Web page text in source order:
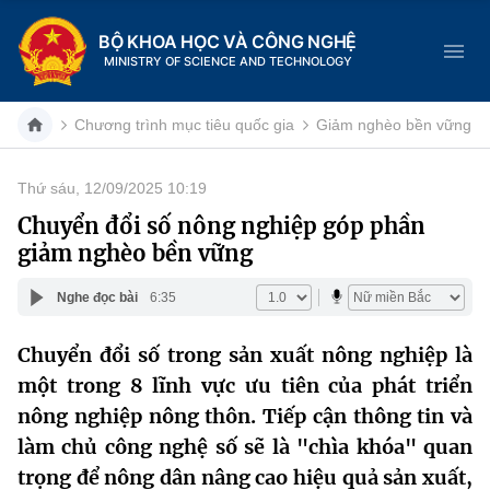
BỘ KHOA HỌC VÀ CÔNG NGHỆ
MINISTRY OF SCIENCE AND TECHNOLOGY
Danh mục
Trang chủ
Giới thiệu
Chức năng nhiệm vụ
Cơ cấu tổ chức
Lịch sử phát triển
Tin tức sự kiện
Khoa học và Công nghệ
Đổi mới sáng tạo
Dịch vụ công
Hệ thống văn bản
Chương trình mục tiêu quốc gia Giảm nghèo bền vững
Thứ sáu, 12/09/2025 10:19
Chuyển đổi số nông nghiệp góp phần
giảm nghèo bền vững
Nghe đọc bài 6:35
Chuyển đổi số trong sản xuất nông nghiệp là
một trong 8 lĩnh vực ưu tiên của phát triển
nông nghiệp nông thôn. Tiếp cận thông tin và
làm chủ công nghệ số sẽ là "chìa khóa" quan
trọng để nông dân nâng cao hiệu quả sản xuất,